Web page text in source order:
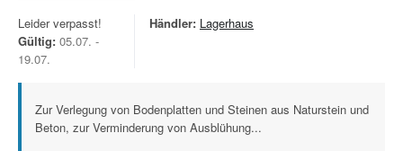
Leider verpasst!
Gültig: 05.07. -
19.07.
Händler: Lagerhaus
Zur Verlegung von Bodenplatten und Steinen aus Naturstein und
Beton, zur Verminderung von Ausblühung...